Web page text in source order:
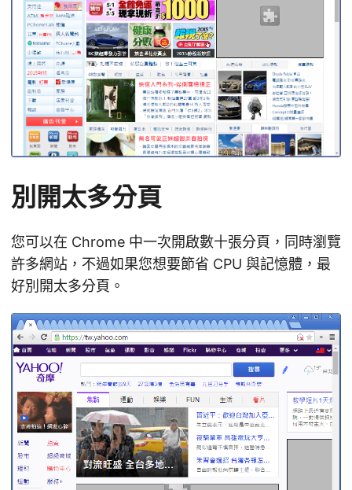
別開太多分頁
您可以在 Chrome 中一次開啟數十張分頁，同時瀏覽
許多網站，不過如果您想要節省 CPU 與記憶體，最
好別開太多分頁。